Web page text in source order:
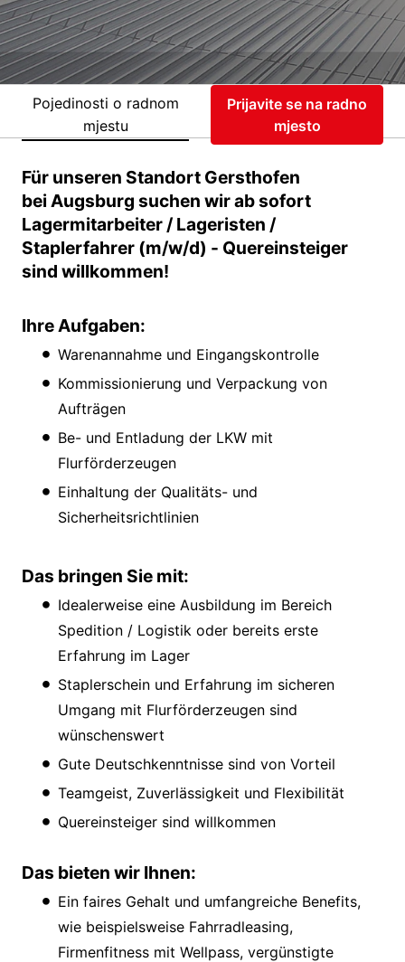
Pojedinosti o radnom
mjestu
Prijavite se na radno
mjesto
Für unseren Standort Gersthofen
bei Augsburg suchen wir ab sofort
Lagermitarbeiter / Lageristen /
Staplerfahrer (m/w/d) - Quereinsteiger
sind willkommen!
Ihre Aufgaben:
Warenannahme und Eingangskontrolle
Kommissionierung und Verpackung von
Aufträgen
Be- und Entladung der LKW mit
Flurförderzeugen
Einhaltung der Qualitäts- und
Sicherheitsrichtlinien
Das bringen Sie mit:
Idealerweise eine Ausbildung im Bereich
Spedition / Logistik oder bereits erste
Erfahrung im Lager
Staplerschein und Erfahrung im sicheren
Umgang mit Flurförderzeugen sind
wünschenswert
Gute Deutschkenntnisse sind von Vorteil
Teamgeist, Zuverlässigkeit und Flexibilität
Quereinsteiger sind willkommen
Das bieten wir Ihnen:
Ein faires Gehalt und umfangreiche Benefits,
wie beispielsweise Fahrradleasing,
Firmenfitness mit Wellpass, vergünstigte